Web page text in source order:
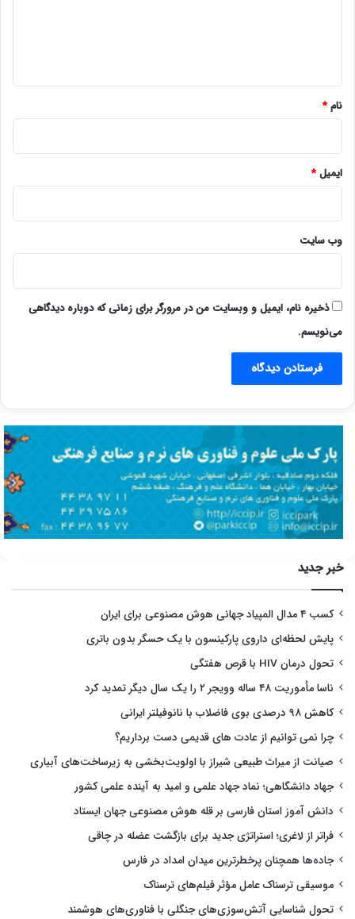
نام*
ایمیل*
وب‌ سایت
ذخیره نام، ایمیل و وبسایت من در مرورگر برای زمانی که دوباره دیدگاهی
می‌نویسم.
خبر جدید
کسب ۴ مدال المپیاد جهانی هوش مصنوعی برای ایران
پایش لحظه‌ای داروی پارکینسون با یک حسگر بدون باتری
تحول درمان HIV با قرص هفتگی
ناسا مأموریت ۴۸ ساله وویجر ۲ را یک سال دیگر تمدید کرد
کاهش ۹۸ درصدی بوی فاضلاب با نانوفیلتر ایرانی
چرا نمی توانیم از عادت های قدیمی دست برداریم؟
صیانت از میراث طبیعی شیراز با اولویت‌بخشی به زیرساخت‌های آبیاری
جهاد دانشگاهی؛ نماد جهاد علمی و امید به آینده علمی کشور
دانش آموز استان فارسی بر قله هوش مصنوعی جهان ایستاد
فراتر از لاغری؛ استراتژی جدید برای بازگشت عضله در چاقی
جاده‌ها همچنان پرخطرترین میدان امداد در فارس
موسیقی ترسناک عامل مؤثر فیلم‌های ترسناک
تحول شناسایی آتش‌سوزی‌های جنگلی با فناوری‌های هوشمند